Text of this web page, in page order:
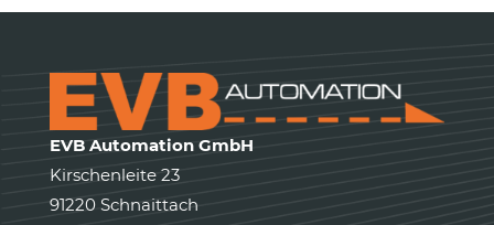
EVB Automation GmbH
Kirschenleite 23
91220 Schnaittach